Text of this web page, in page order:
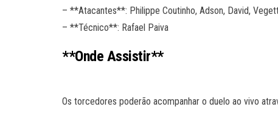
– **Atacantes**: Philippe Coutinho, Adson, David,
– **Técnico**: Rafael Paiva
**Onde Assistir**
Os torcedores poderão acompanhar o duelo ao vivo